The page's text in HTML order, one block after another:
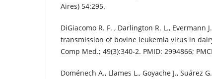
Aires) 54:295.
DiGiacomo R. F. , Darlington R. L., Evermann
transmission of bovine leukemia virus in
Comp Med.; 49(3):340-2. PMID: 2994866;
Doménech A., Llames L., Goyache J., Suárez